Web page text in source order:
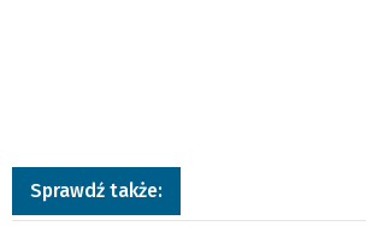
Sprawdź także: